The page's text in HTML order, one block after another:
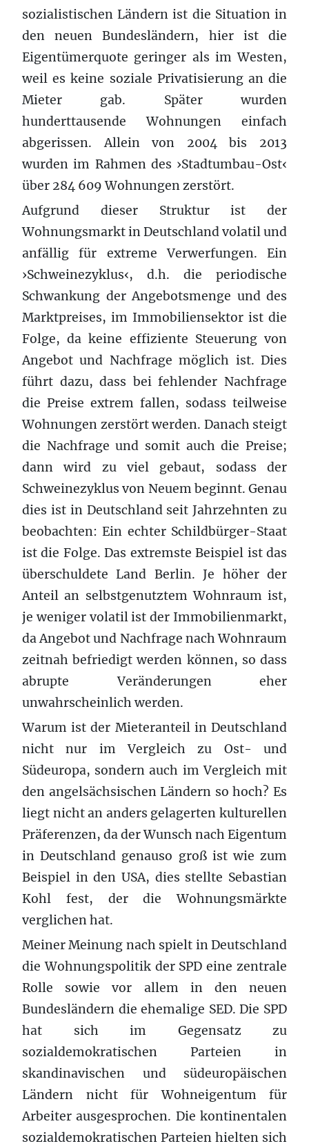
sozialistischen Ländern ist die Situation in
den neuen Bundesländern, hier ist die
Eigentümerquote geringer als im Westen,
weil es keine soziale Privatisierung an die
Mieter gab. Später wurden
hunderttausende Wohnungen einfach
abgerissen. Allein von 2004 bis 2013
wurden im Rahmen des ›Stadtumbau-Ost‹
über 284 609 Wohnungen zerstört.
Aufgrund dieser Struktur ist der
Wohnungsmarkt in Deutschland volatil und
anfällig für extreme Verwerfungen. Ein
›Schweinezyklus‹, d.h. die periodische
Schwankung der Angebotsmenge und des
Marktpreises, im Immobiliensektor ist die
Folge, da keine effiziente Steuerung von
Angebot und Nachfrage möglich ist. Dies
führt dazu, dass bei fehlender Nachfrage
die Preise extrem fallen, sodass teilweise
Wohnungen zerstört werden. Danach steigt
die Nachfrage und somit auch die Preise;
dann wird zu viel gebaut, sodass der
Schweinezyklus von Neuem beginnt. Genau
dies ist in Deutschland seit Jahrzehnten zu
beobachten: Ein echter Schildbürger-Staat
ist die Folge. Das extremste Beispiel ist das
überschuldete Land Berlin. Je höher der
Anteil an selbstgenutztem Wohnraum ist,
je weniger volatil ist der Immobilienmarkt,
da Angebot und Nachfrage nach Wohnraum
zeitnah befriedigt werden können, so dass
abrupte Veränderungen eher
unwahrscheinlich werden.
Warum ist der Mieteranteil in Deutschland
nicht nur im Vergleich zu Ost- und
Südeuropa, sondern auch im Vergleich mit
den angelsächsischen Ländern so hoch? Es
liegt nicht an anders gelagerten kulturellen
Präferenzen, da der Wunsch nach Eigentum
in Deutschland genauso groß ist wie zum
Beispiel in den USA, dies stellte Sebastian
Kohl fest, der die Wohnungsmärkte
verglichen hat.
Meiner Meinung nach spielt in Deutschland
die Wohnungspolitik der SPD eine zentrale
Rolle sowie vor allem in den neuen
Bundesländern die ehemalige SED. Die SPD
hat sich im Gegensatz zu
sozialdemokratischen Parteien in
skandinavischen und südeuropäischen
Ländern nicht für Wohneigentum für
Arbeiter ausgesprochen. Die kontinentalen
sozialdemokratischen Parteien hielten sich